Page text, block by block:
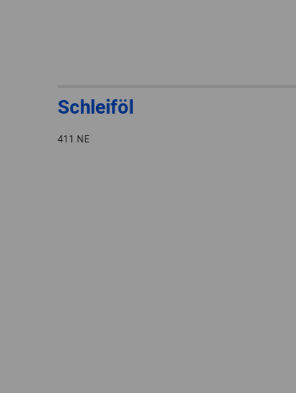
Schleiföl
411 NE